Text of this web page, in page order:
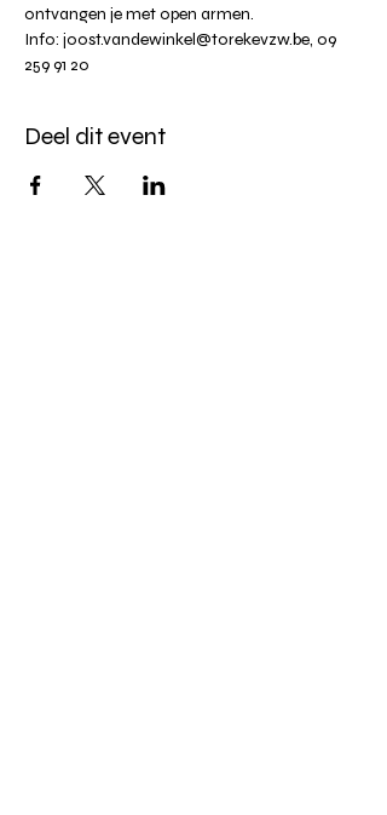
ontvangen je met open armen.
Info: joost.vandewinkel@torekevzw.be, 09
259 91 20
Deel dit event